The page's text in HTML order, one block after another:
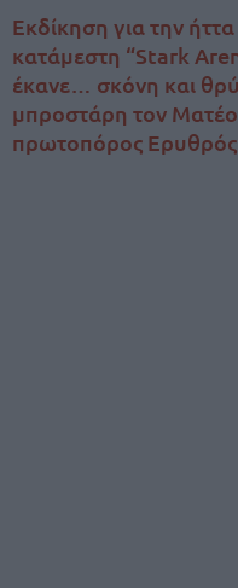
Εκδίκηση για την
κατάμεστη “Stark
έκανε… σκόνη και
μπροστάρη τον
πρωτοπόρος